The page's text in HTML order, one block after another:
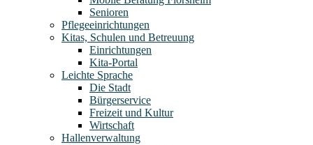
Senioren
Pflegeeinrichtungen
Kitas, Schulen und Betreuung
Einrichtungen
Kita-Portal
Leichte Sprache
Die Stadt
Bürgerservice
Freizeit und Kultur
Wirtschaft
Hallenverwaltung